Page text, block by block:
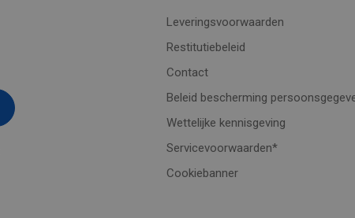
Leveringsvoorwaarden
Restitutiebeleid
Contact
Beleid bescherming
Wettelijke kennisgeving
Servicevoorwaarden*
Cookiebanner